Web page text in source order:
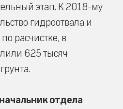
этап. К 2018-му
гидроотвала и
расчистке, в
625 тысяч
отдела